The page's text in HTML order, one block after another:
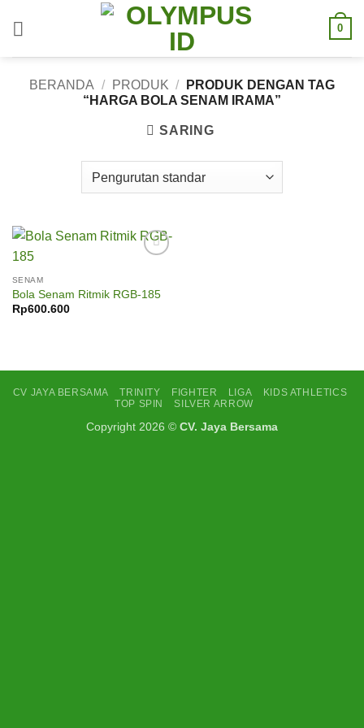
0
BERANDA / PRODUK /
PRODUK DENGAN TAG
“HARGA BOLA SENAM IRAMA”
SARING
SENAM
Bola Senam Ritmik RGB-185
Rp600.600
CV JAYA BERSAMA TRINITY FIGHTER LIGA
KIDS ATHLETICS
TOP SPIN
SILVER ARROW
Copyright 2026 © CV. Jaya Bersama